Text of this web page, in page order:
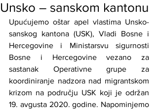
Unsko – sanskom kantonu
Upućujemo oštar apel vlastima Unsko-
sanskog kantona (USK), Vladi Bosne i
Hercegovine i Ministarsvu sigurnosti
Bosne i Hercegovine vezano za
sastanak Operativne grupe za
koordiniranje nadzora nad migrantskom
krizom na području USK koji je održan
19. avgusta 2020. godine. Napominjemo